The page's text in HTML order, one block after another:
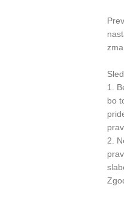
1.
bo
2.